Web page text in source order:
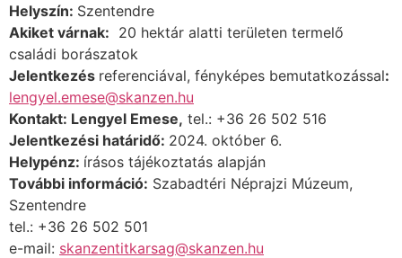
Helyszín: Szentendre
Akiket várnak: 20 hektár alatti területen termelő
családi borászatok
Jelentkezés referenciával, fényképes bemutatkozással:
lengyel.emese@skanzen.hu
Kontakt: Lengyel Emese, tel.: +36 26 502 516
Jelentkezési határidő: 2024. október 6.
Helypénz: írásos tájékoztatás alapján
További információ: Szabadtéri Néprajzi Múzeum,
Szentendre
tel.: +36 26 502 501
e-mail: skanzentitkarsag@skanzen.hu